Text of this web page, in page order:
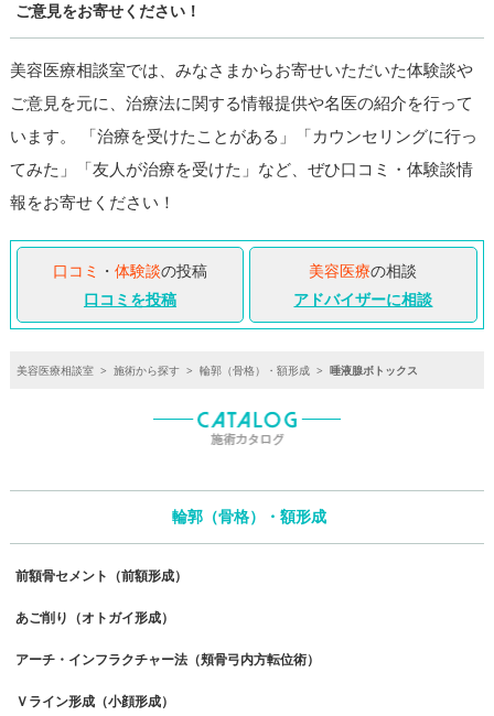
ご意見をお寄せください！
美容医療相談室では、みなさまからお寄せいただいた体験談や
ご意見を元に、治療法に関する情報提供や名医の紹介を行って
います。 「治療を受けたことがある」「カウンセリングに行っ
てみた」「友人が治療を受けた」など、ぜひ口コミ・体験談情
報をお寄せください！
口コミ ・ 体験談の投稿
口コミを投稿
美容医療の相談
アドバイザーに相談
美容医療相談室 > 施術から探す > 輪郭（骨格）・額形成 > 唾液腺ボトックス
輪郭（骨格）・額形成
前額骨セメント（前額形成）
あご削り（オトガイ形成）
アーチ・インフラクチャー法（頬骨弓内方転位術）
Ｖライン形成（小顔形成）